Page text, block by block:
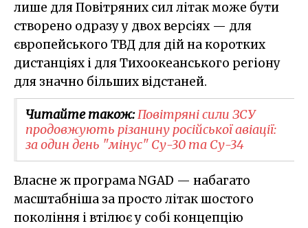
лише для Повітряних сил літак може бути
створено одразу у двох версіях — для
європейського ТВД для дій на коротких
дистанціях і для Тихоокеанського регіону
для значно більших відстаней.
Читайте також:Повітряні сили ЗСУ
продовжують різанину російської авіації:
за один день "мінус" Су-30 та Су-34
Власне ж програма NGAD — набагато
масштабніша за просто літак шостого
покоління і втілює у собі концепцію